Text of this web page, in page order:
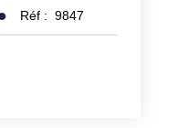
Réf : 9847